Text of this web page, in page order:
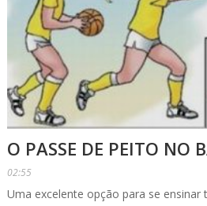
O PASSE DE PEITO NO
02:55
Uma excelente opção para se